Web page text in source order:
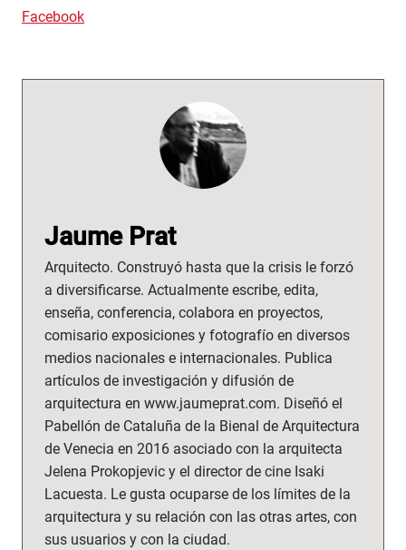
Facebook
Jaume Prat
Arquitecto. Construyó hasta que la crisis le forzó
a diversificarse. Actualmente escribe, edita,
enseña, conferencia, colabora en proyectos,
comisario exposiciones y fotografío en diversos
medios nacionales e internacionales. Publica
artículos de investigación y difusión de
arquitectura en www.jaumeprat.com. Diseñó el
Pabellón de Cataluña de la Bienal de Arquitectura
de Venecia en 2016 asociado con la arquitecta
Jelena Prokopjevic y el director de cine Isaki
Lacuesta. Le gusta ocuparse de los límites de la
arquitectura y su relación con las otras artes, con
sus usuarios y con la ciudad.